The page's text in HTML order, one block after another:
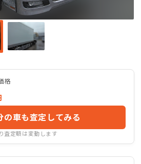
格
の車も査定してみる
査定額は変動します